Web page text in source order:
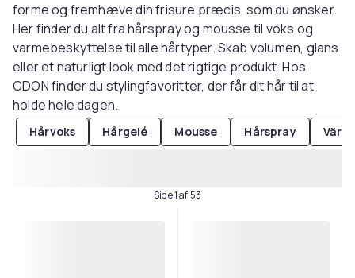
forme og fremhæve din frisure præcis, som du ønsker.
Her finder du alt fra hårspray og mousse til voks og
varmebeskyttelse til alle hårtyper. Skab volumen, glans
eller et naturligt look med det rigtige produkt. Hos
CDON finder du stylingfavoritter, der får dit hår til at
holde hele dagen.
Hårvoks Hårgelé Mousse Hårspray
Side 1 af 53